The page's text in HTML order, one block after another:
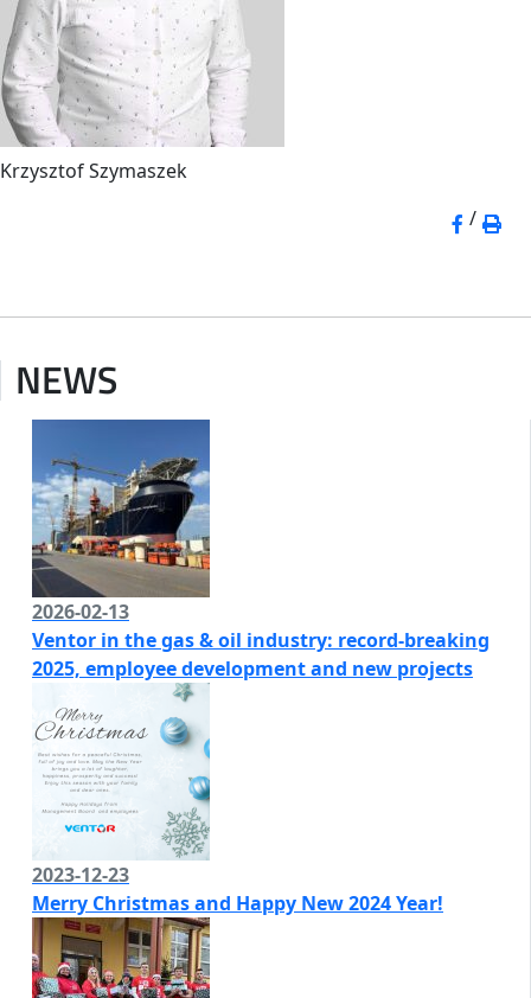
Krzysztof Szymaszek
/
NEWS
2026-02-13
Ventor in the gas & oil industry: record-breaking
2025, employee development and new projects
2023-12-23
Merry Christmas and Happy New 2024 Year!